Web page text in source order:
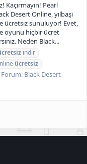
Kaçırmayın! Pearl
Desert Online, yılbaşı
ücretsiz sunuluyor! Evet,
oyunu hiçbir ücret
Neden Black...
indir
ücretsiz
Forum: Black Desert